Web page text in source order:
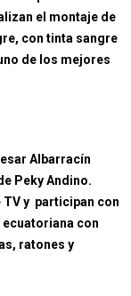
el montaje de
con tinta sangre
de los mejores
Albarracín
Peky Andino.
y participan con
con
ratones y